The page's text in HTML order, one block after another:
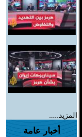
المزيد.....
أخبار عامة